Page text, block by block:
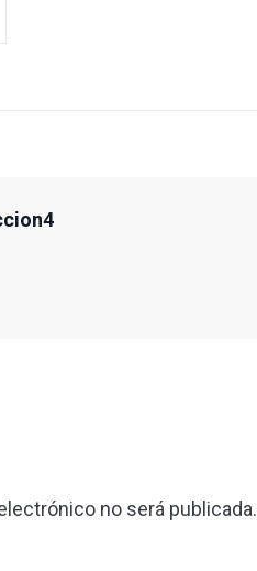
no será publicada.